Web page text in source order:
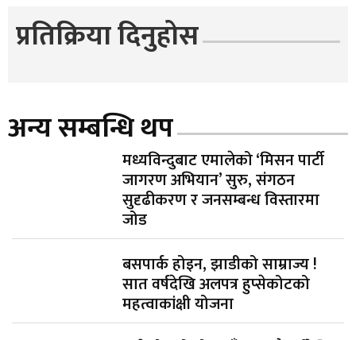
प्रतिक्रिया दिनुहोस
अन्य सम्बन्धि थप
मध्यविन्दुबाट एमालेको ‘मिसन पार्टी
जागरण अभियान’ सुरु, संगठन
सुदृढीकरण र जनसम्बन्ध विस्तारमा
जोड
बसपार्क होइन, झाडीको साम्राज्य !
सात वर्षदेखि अलपत्र हुप्सेकोटको
महत्वाकांक्षी योजना